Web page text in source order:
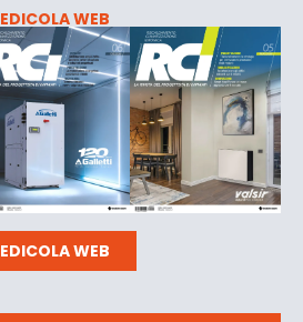
EDICOLA WEB
EDICOLA WEB